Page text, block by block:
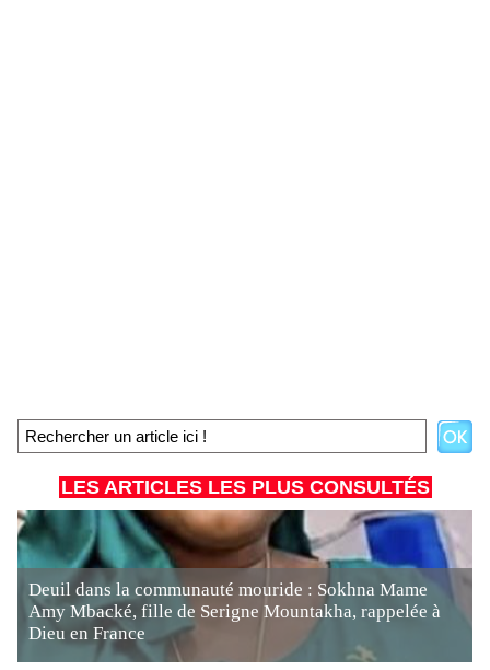
LES ARTICLES LES PLUS CONSULTÉS
Deuil dans la communauté mouride : Sokhna Mame
Amy Mbacké, fille de Serigne Mountakha, rappelée à
Dieu en France